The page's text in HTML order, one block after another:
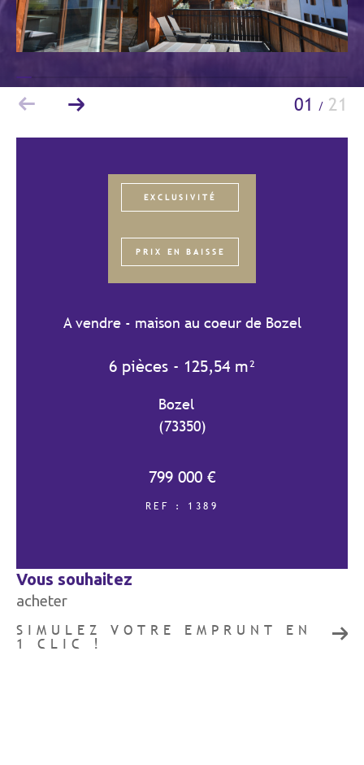
01 / 21
EXCLUSIVITÉ
PRIX EN BAISSE
A vendre - maison au coeur de Bozel
6 pièces - 125,54 m²
Bozel
(73350)
799 000 €
REF : 1389
vous souhaitez
acheter
SIMULEZ VOTRE EMPRUNT EN
1 CLIC !
Budget
Budget
Surface
Pièces
AFFINER LES CRITÈRES
TERRASSE PARKING/GARAGE
FILTRER PAR
COUPS DE COEUR
NOUVEAUTÉS